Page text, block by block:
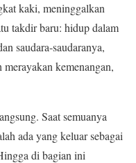
kaki, meninggalkan
takdir baru: hidup dalam
saudara-saudaranya,
kemenangan,
Saat semuanya
ada yang keluar sebagai
di bagian ini